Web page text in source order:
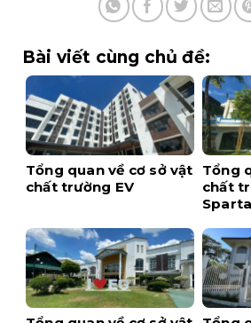
Bài viết cùng chủ đề:
Tổng quan về cơ sở vật
chất trường EV
Tổng
chất
Sparta